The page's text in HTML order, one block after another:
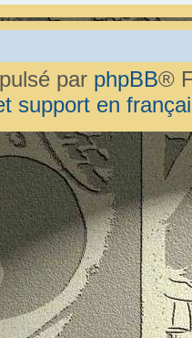
par phpBB®
support en